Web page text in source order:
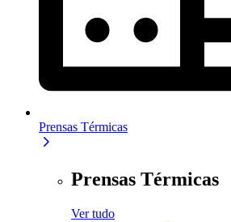
Prensas Térmicas
Prensas Térmicas
Ver tudo